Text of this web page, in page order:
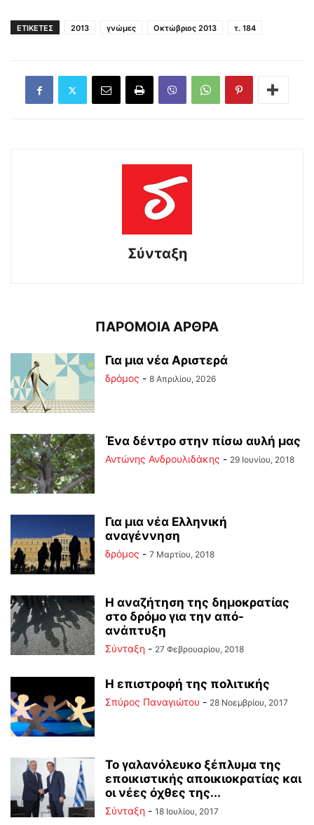
ΕΤΙΚΕΤΕΣ 2013 γνώμες Οκτώβριος 2013 τ. 184
Σύνταξη
ΠΑΡΟΜΟΙΑ ΑΡΘΡΑ
Για μια νέα Αριστερά
δρόμος - 8 Απριλίου, 2026
Ένα δέντρο στην πίσω αυλή μας
Αντώνης Ανδρουλιδάκης - 29 Ιουνίου, 2018
Για μια νέα Ελληνική
αναγέννηση
δρόμος - 7 Μαρτίου, 2018
Η αναζήτηση της δημοκρατίας
στο δρόμο για την από-
ανάπτυξη
Σύνταξη - 27 Φεβρουαρίου, 2018
Η επιστροφή της πολιτικής
Σπύρος Παναγιώτου - 28 Νοεμβρίου, 2017
To γαλανόλευκο ξέπλυμα της
εποικιστικής αποικιοκρατίας και
οι νέες όχθες της...
Σύνταξη - 18 Ιουλίου, 2017